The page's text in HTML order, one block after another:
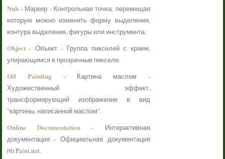
Nub- Маркер - Контрольная точка, перемещая
которую можно изменять форму выделения,
контура выделения, фигуры или инструмента.
Object- Объект - Группа пикселей с краем,
упирающимся в прозрачные пиксели.
Oil Painting- Картина маслом -
Художественный эффект,
трансформирующий изображение в вид
"картины, написанной маслом".
Online Documentation - Интерактивная
документация - Официальная документация
по Paint.net.